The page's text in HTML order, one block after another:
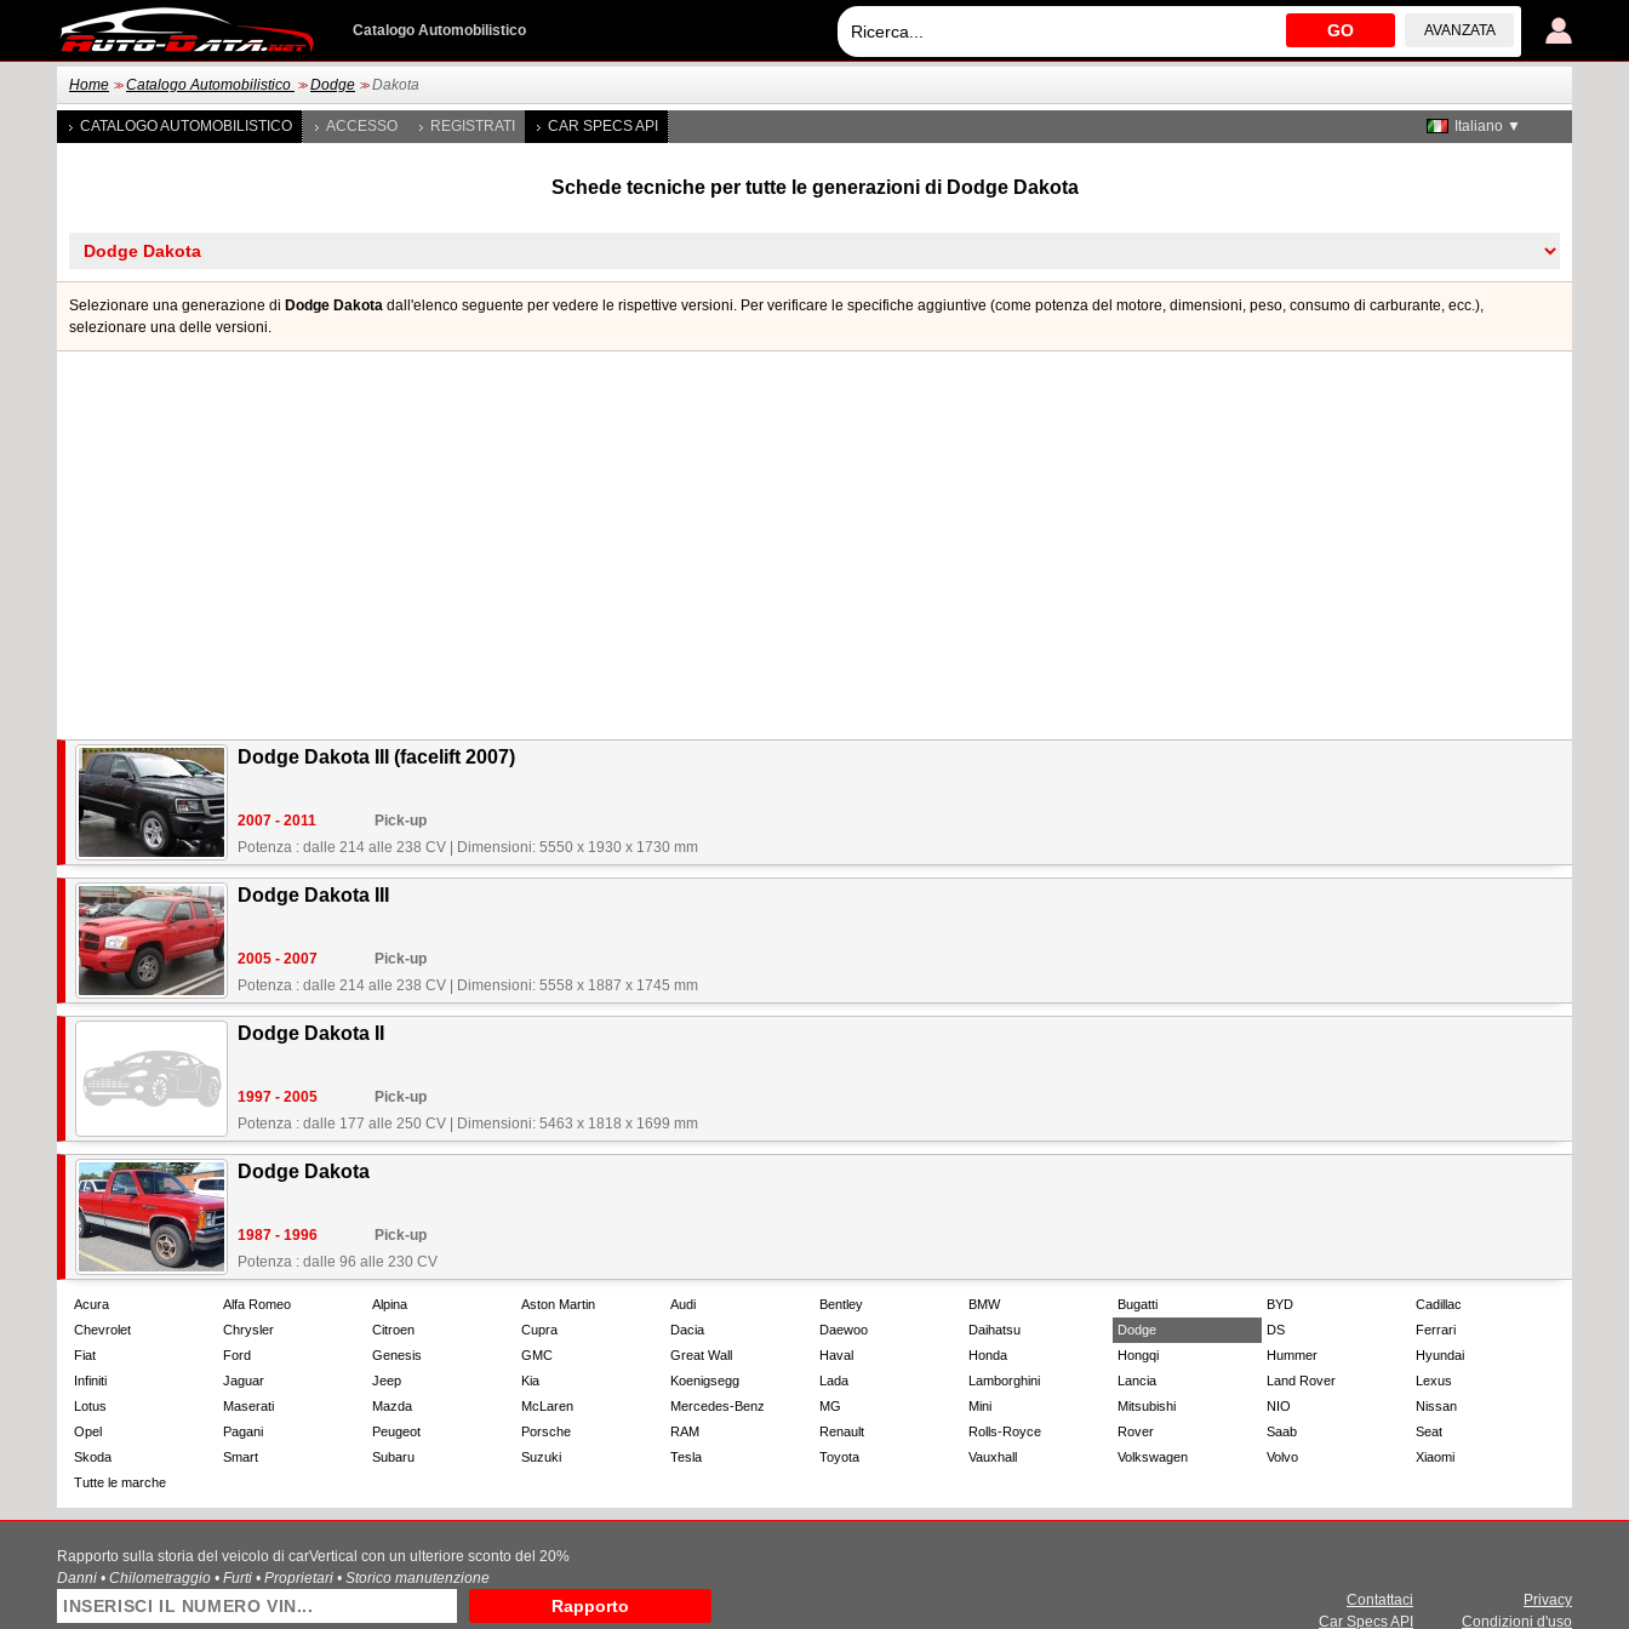
GO AVANZATA
Catalogo Automobilistico
Home >> Catalogo Automobilistico >> Dodge >> Dakota
CATALOGO AUTOMOBILISTICO ACCESSO REGISTRATI CAR SPECS API Italiano ▼
Schede tecniche per tutte le generazioni di Dodge Dakota
Selezionare una generazione di Dodge Dakota dall'elenco seguente per vedere le rispettive versioni. Per verificare le specifiche aggiuntive (come potenza del motore, dimensioni, peso, consumo di carburante, ecc.),
selezionare una delle versioni.
Dodge Dakota III (facelift 2007)
2007 - 2011
Pick-up
Potenza : dalle 214 alle 238 CV
Dimensioni: 5550 x 1930 x 1730 mm
Dodge Dakota III
2005 - 2007
Pick-up
Potenza : dalle 214 alle 238 CV
Dimensioni: 5558 x 1887 x 1745 mm
Dodge Dakota II
1997 - 2005
Pick-up
Potenza : dalle 177 alle 250 CV
Dimensioni: 5463 x 1818 x 1699 mm
Dodge Dakota
1987 - 1996
Pick-up
Potenza : dalle 96 alle 230 CV
Acura Alfa Romeo Alpina Aston Martin Audi Bentley BMW Bugatti BYD
Cadillac
Chevrolet
Chrysler Citroen Cupra Dacia Daewoo Daihatsu Dodge DS
Ferrari
Fiat
Ford Genesis GMC Great Wall Haval Honda Hongqi Hummer
Hyundai
Infiniti
Jaguar Jeep Kia Koenigsegg Lada Lamborghini Lancia Land Rover
Lexus
Lotus
Maserati Mazda McLaren Mercedes-Benz MG Mini Mitsubishi NIO
Nissan
Opel
Pagani Peugeot Porsche RAM Renault Rolls-Royce Rover Saab
Seat
Skoda
Smart Subaru Suzuki Tesla Toyota Vauxhall Volkswagen Volvo
Xiaomi
Tutte le marche
Rapporto sulla storia del veicolo di carVertical con un ulteriore sconto del 20%
Danni • Chilometraggio • Furti • Proprietari • Storico manutenzione
Rapporto
Privacy
Condizioni d'uso
Contattaci
Car Specs API